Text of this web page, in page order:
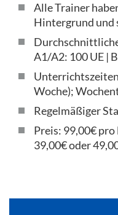
Alle Trainer
Hintergrund
A1/A2: 100 UE |
Woche);
Regelmäßiger
Preis: 99,00€ pro
39,00€ oder